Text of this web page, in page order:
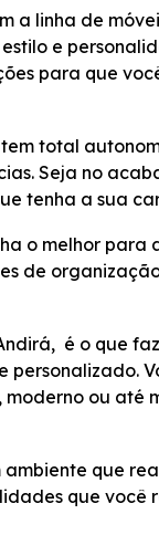
a linha de
e
para que
total
Seja no
tenha a sua
o melhor
de
é o que
ou até
ambiente que
que você